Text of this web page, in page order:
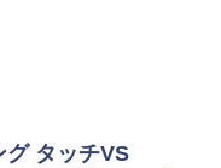
タッチVS